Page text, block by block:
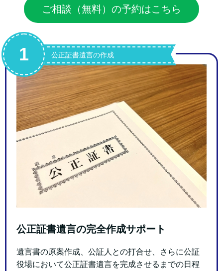
ご相談（無料）の予約はこちら
公正証書遺言の作成
1
公正証書遺言の完全作成サポート
遺言書の原案作成、公証人との打合せ、さらに公証
役場において公正証書遺言を完成させるまでの日程